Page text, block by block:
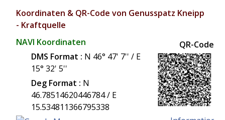
Koordinaten & QR-Code von Genusspatz Kneipp
- Kraftquelle
NAVI Koordinaten
DMS Format : N 46° 47' 7'' / E
15° 32' 5''
Deg Format : N
46.78514620446784/ E
15.534811366795338
QR-Code